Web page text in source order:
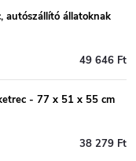
autószállító állatoknak
49 646 Ft
- 77 x 51 x 55 cm
38 279 Ft